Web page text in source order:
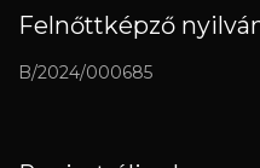
Felnőttképző
B/2024/000685